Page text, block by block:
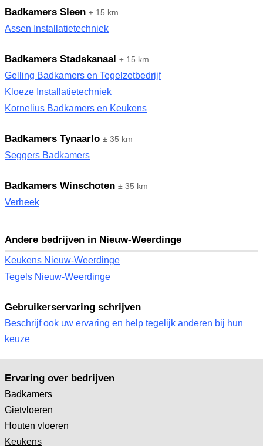
Badkamers Sleen ± 15 km
Assen Installatietechniek
Badkamers Stadskanaal ± 15 km
Gelling Badkamers en Tegelzetbedrijf
Kloeze Installatietechniek
Kornelius Badkamers en Keukens
Badkamers Tynaarlo ± 35 km
Seggers Badkamers
Badkamers Winschoten ± 35 km
Verheek
Andere bedrijven in Nieuw-Weerdinge
Keukens Nieuw-Weerdinge
Tegels Nieuw-Weerdinge
Gebruikerservaring schrijven
Beschrijf ook uw ervaring en help tegelijk anderen bij hun
keuze
Ervaring over bedrijven
Badkamers
Gietvloeren
Houten vloeren
Keukens